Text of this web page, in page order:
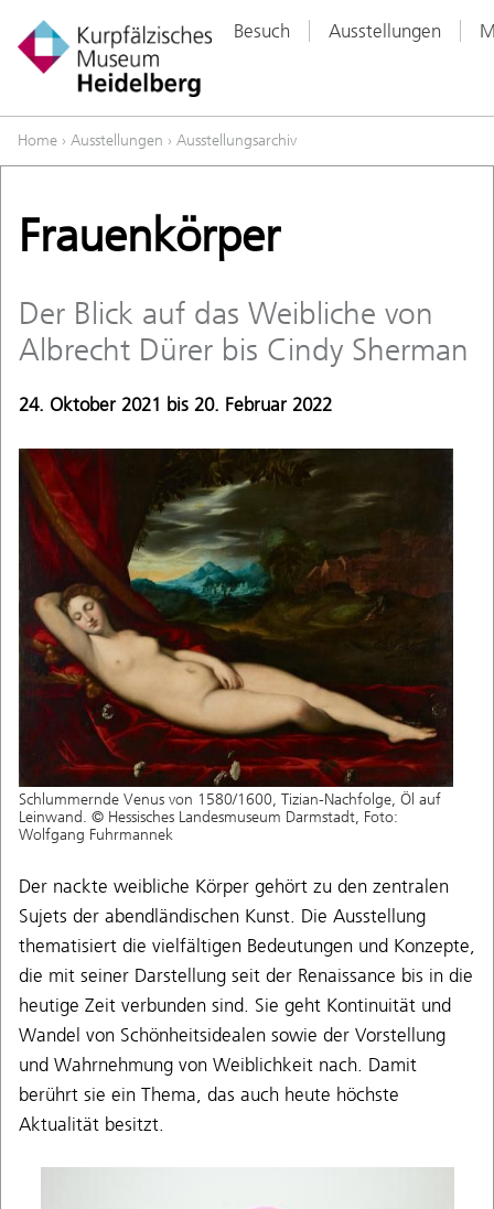
Besuch Ausstellungen
Home › Ausstellungen › Ausstellungsarchiv
Frauenkörper
Der Blick auf das Weibliche von
Albrecht Dürer bis Cindy Sherman
24. Oktober 2021 bis 20. Februar 2022
Schlummernde Venus von 1580/1600, Tizian-Nachfolge, Öl auf
Leinwand. © Hessisches Landesmuseum Darmstadt, Foto:
Wolfgang Fuhrmannek
Der nackte weibliche Körper gehört zu den zentralen
Sujets der abendländischen Kunst. Die Ausstellung
thematisiert die vielfältigen Bedeutungen und Konzepte,
die mit seiner Darstellung seit der Renaissance bis in die
heutige Zeit verbunden sind. Sie geht Kontinuität und
Wandel von Schönheitsidealen sowie der Vorstellung
und Wahrnehmung von Weiblichkeit nach. Damit
berührt sie ein Thema, das auch heute höchste
Aktualität besitzt.